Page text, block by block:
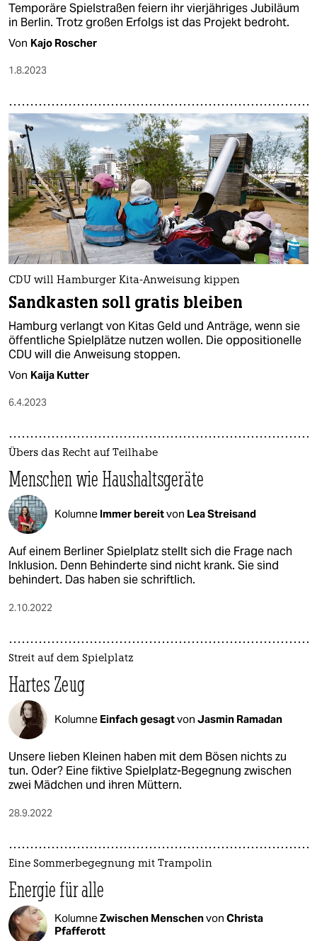
Temporäre Spielstraßen feiern ihr vierjähriges Jubiläum
in Berlin. Trotz großen Erfolgs ist das Projekt bedroht.
Von Kajo Roscher
1.8.2023
CDU will Hamburger Kita-Anweisung kippen
Sandkasten soll gratis bleiben
Hamburg verlangt von Kitas Geld und Anträge, wenn sie
öffentliche Spielplätze nutzen wollen. Die oppositionelle
CDU will die Anweisung stoppen.
Von Kaija Kutter
6.4.2023
Übers das Recht auf Teilhabe
Menschen wie Haushaltsgeräte
Kolumne Immer bereitvon Lea Streisand
Auf einem Berliner Spielplatz stellt sich die Frage nach
Inklusion. Denn Behinderte sind nicht krank. Sie sind
behindert. Das haben sie schriftlich.
2.10.2022
Streit auf dem Spielplatz
Hartes Zeug
Kolumne Einfach gesagtvon Jasmin Ramadan
Unsere lieben Kleinen haben mit dem Bösen nichts zu
tun. Oder? Eine fiktive Spielplatz-Begegnung zwischen
zwei Mädchen und ihren Müttern.
28.9.2022
Eine Sommerbegegnung mit Trampolin
Energie für alle
KolumneZwischen Menschenvon Christa
Pfafferott